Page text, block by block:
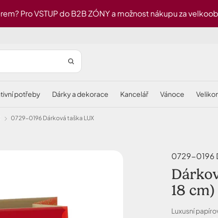
Pro VSTUP do B2B ZÓNY a možnost nákupu za
potřeby dárky a dekorace kancelář vánoce
0729-0196 Dárková taška LUX
0729-0196
18 cm)
Luxusní